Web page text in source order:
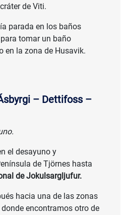
de Viti.
parada en los baños
tomar un baño
en la zona de Husavik.
– Dettifoss –
el desayuno y
de Tjörnes hasta
de Jokulsargljufur.
hacia una de las zonas
encontramos otro de